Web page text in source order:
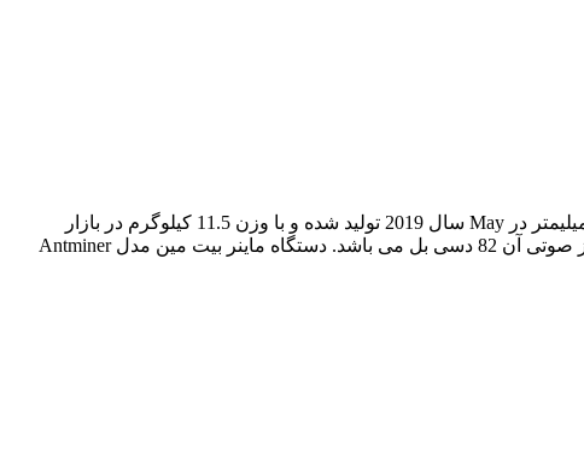
دستگاه ماینر بیت مین Antminer T17 42Th یک دستگاه استخراج ارز دیجیتال است که توسط کمپانی بیت مین با ابعاد 296 * 178 * 298 میلیمتر در May سال 2019 تولید شده و با وزن 11.5 کیلوگرم در بازار
قطعات کامپیوتر با کیفیت ساخت عالی به فروش می رسد. این دستگاه ماینر به 3 برد همراه با 90 تراشه مجهز شده و میزان سطح نویز صوتی آن 82 دسی بل می باشد. دستگاه ماینر بیت مین مدل Antminer